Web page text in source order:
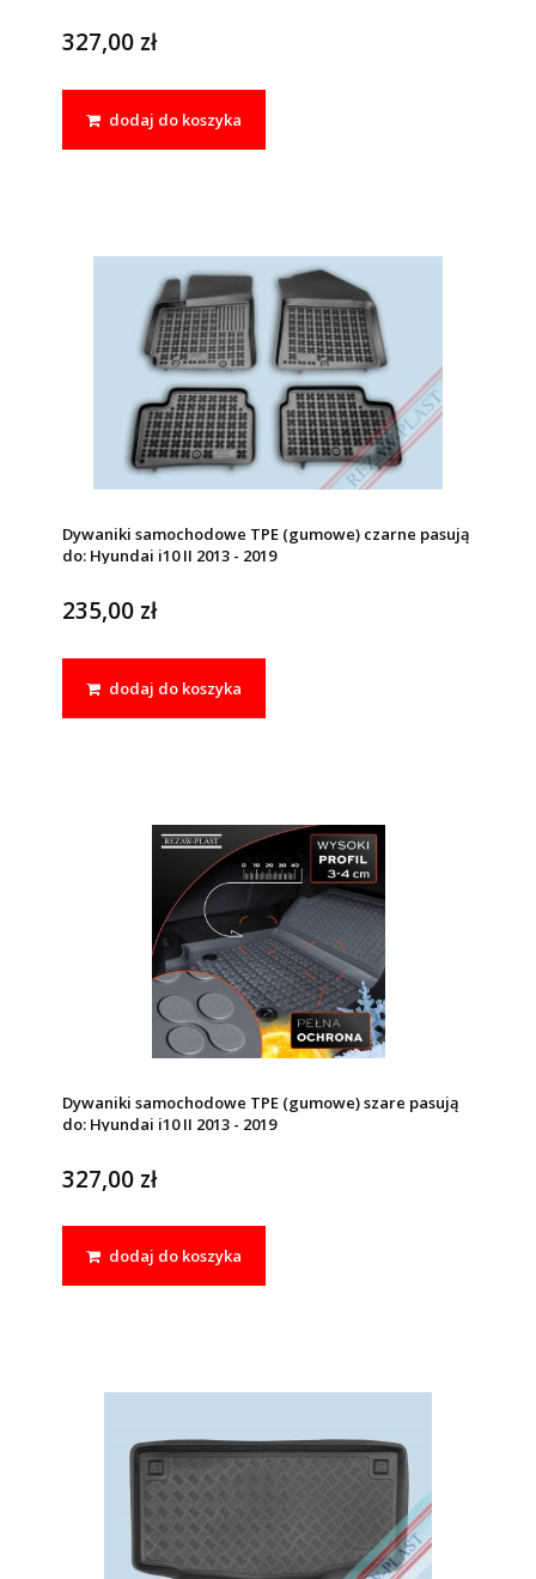
327,00 zł
dodaj do koszyka
Dywaniki samochodowe TPE (gumowe) czarne pasują
do: Hyundai i10 II 2013 - 2019
235,00 zł
dodaj do koszyka
Dywaniki samochodowe TPE (gumowe) szare pasują
do: Hyundai i10 II 2013 - 2019
327,00 zł
dodaj do koszyka